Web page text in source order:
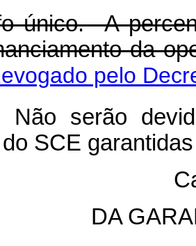
único. A
da
pelo
Não serão
SCE
DA